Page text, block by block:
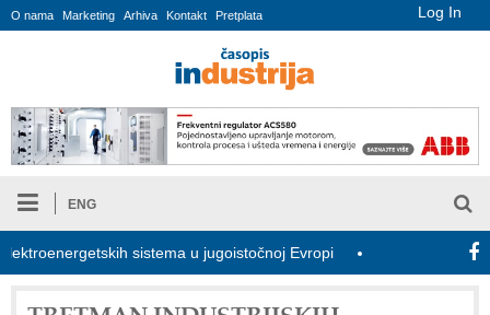
Log In
O nama Marketing Arhiva Kontakt Pretplata
ENG
sistema u jugoistočnoj Evropi COMBYPACK